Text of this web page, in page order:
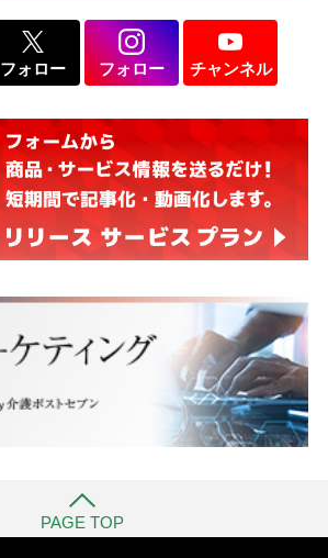
フォロー フォロー チャンネル
PAGE TOP